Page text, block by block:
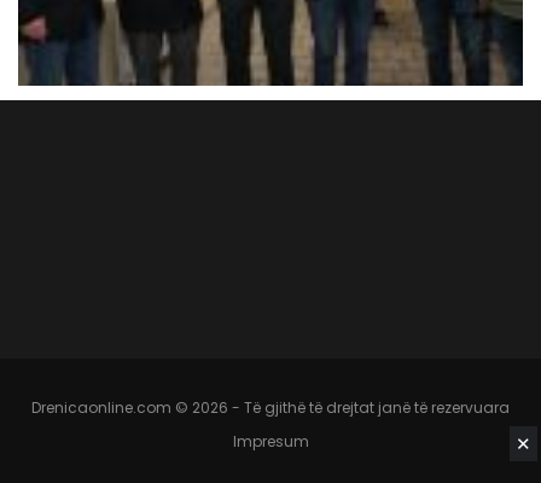
Drenicaonline.com © 2026 - Të gjithë të drejtat janë të rezervuara
Impresum
✕